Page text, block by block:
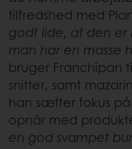
tilfredshed med
godt lide, at den
man har en masse
bruger Franchipan
snitter, samt
han sætter fokus
opnår med
en god svampet